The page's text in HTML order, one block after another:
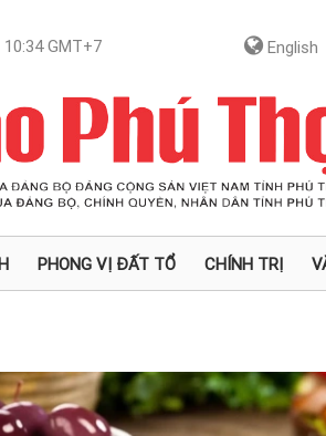
GMT+7 English
PHONG VỊ ĐẤT TỔ CHÍNH TRỊ